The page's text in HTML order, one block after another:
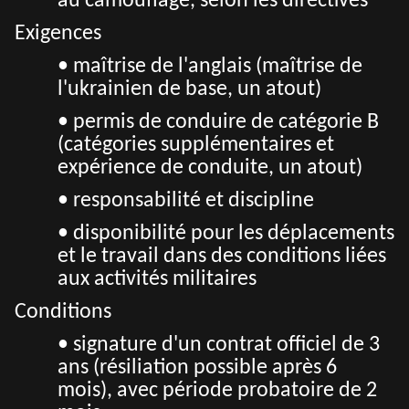
Exigences
• maîtrise de l'anglais (maîtrise de
l'ukrainien de base, un atout)
• permis de conduire de catégorie B
(catégories supplémentaires et
expérience de conduite, un atout)
• responsabilité et discipline
• disponibilité pour les déplacements
et le travail dans des conditions liées
aux activités militaires
Conditions
• signature d'un contrat officiel de 3
ans (résiliation possible après 6
mois), avec période probatoire de 2